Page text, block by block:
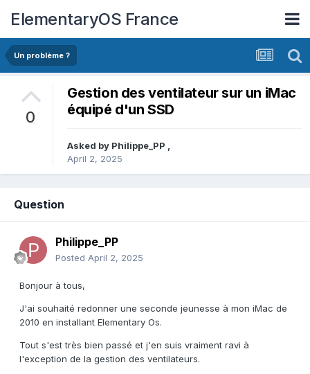
ElementaryOS France
Un problème ?
0
Gestion des ventilateur sur un iMac
équipé d'un SSD
Asked by Philippe_PP ,
April 2, 2025
Question
Philippe_PP
Posted April 2, 2025
Bonjour à tous,
J'ai souhaité redonner une seconde jeunesse à mon iMac de
2010 en installant Elementary Os.
Tout s'est très bien passé et j'en suis vraiment ravi à
l'exception de la gestion des ventilateurs.